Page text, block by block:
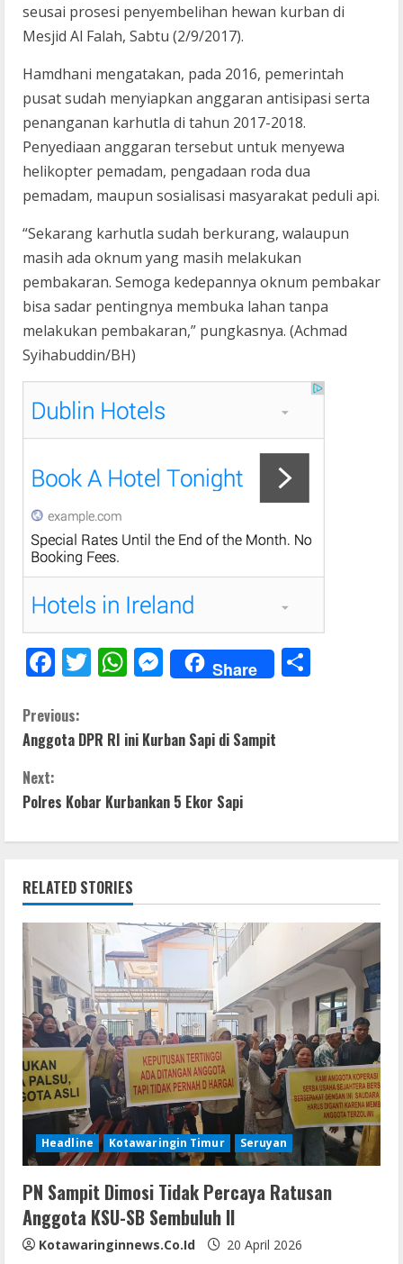
seusai prosesi penyembelihan hewan kurban di
Mesjid Al Falah, Sabtu (2/9/2017).
Hamdhani mengatakan, pada 2016, pemerintah
pusat sudah menyiapkan anggaran antisipasi serta
penanganan karhutla di tahun 2017-2018.
Penyediaan anggaran tersebut untuk menyewa
helikopter pemadam, pengadaan roda dua
pemadam, maupun sosialisasi masyarakat peduli api.
“Sekarang karhutla sudah berkurang, walaupun
masih ada oknum yang masih melakukan
pembakaran. Semoga kedepannya oknum pembakar
bisa sadar pentingnya membuka lahan tanpa
melakukan pembakaran,” pungkasnya. (Achmad
Syihabuddin/BH)
F
e
b
o
k
T
er
W
s
p
p
M
e
e
g
er
Share
C
o
n
t
i
n
u
e
R
e
a
i
n
g
Previous:
Anggota DPR RI ini Kurban Sapi di Sampit
Next:
Polres Kobar Kurbankan 5 Ekor Sapi
RELATED STORIES
Headline Kotawaringin Timur Seruyan
PN Sampit Dimosi Tidak Percaya Ratusan
Anggota KSU-SB Sembuluh II
Kotawaringinnews.co.id 20 April 2026